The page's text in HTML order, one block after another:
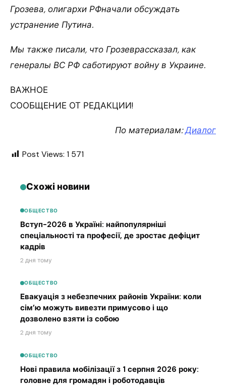
Грозева, олигархи РФначали обсуждать
устранение Путина.
Мы также писали, что Грозеврассказал, как
генералы ВС РФ саботируют войну в Украине.
ВАЖНОЕ
СООБЩЕНИЕ ОТ РЕДАКЦИИ!
По материалам:Диалог
Post Views: 1 571
Схожі новини
ОБЩЕСТВО
Вступ-2026 в Україні: найпопулярніші
спеціальності та професії, де зростає дефіцит
кадрів
2 дня тому
ОБЩЕСТВО
Евакуація з небезпечних районів України: коли
сім’ю можуть вивезти примусово і що
дозволено взяти із собою
2 дня тому
ОБЩЕСТВО
Нові правила мобілізації з 1 серпня 2026 року:
головне для громадян і роботодавців